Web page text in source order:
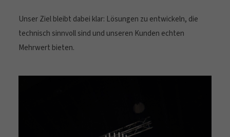
Unser Ziel bleibt dabei klar: Lösungen zu entwickeln, die
technisch sinnvoll sind und unseren Kunden echten
Mehrwert bieten.